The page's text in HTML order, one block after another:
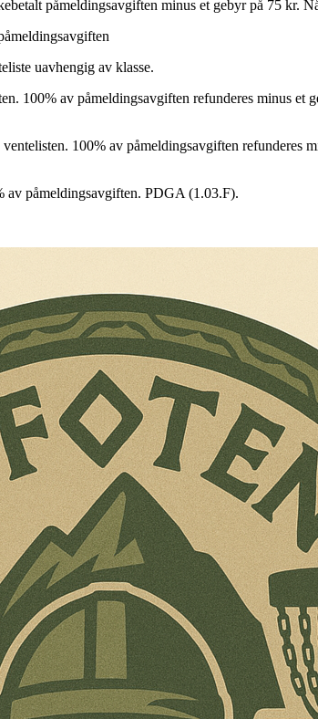
påmeldingsavgiften minus et gebyr på 75 kr.
uavhengig av klasse.
100% av påmeldingsavgiften refunderes minus
100% av påmeldingsavgiften refunderes
påmeldingsavgiften. PDGA (1.03.F).